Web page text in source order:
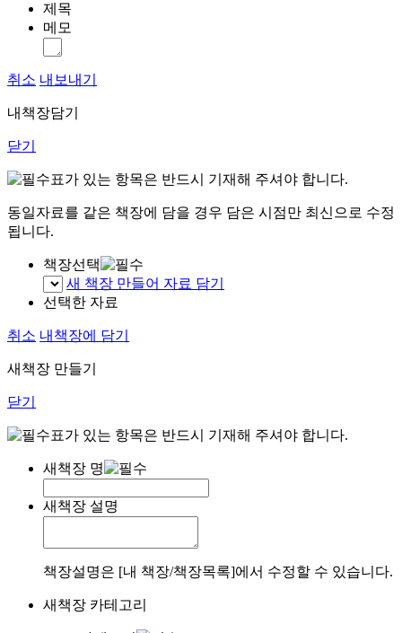
제목
메모
취소 내보내기
내책장담기
닫기
표가 있는 항목은 반드시 기재해 주셔야 합니다.
동일자료를 같은 책장에 담을 경우 담은 시점만 최신으로 수정
됩니다.
책장선택
새 책장 만들어 자료 담기
선택한 자료
취소 내책장에 담기
새책장 만들기
닫기
표가 있는 항목은 반드시 기재해 주셔야 합니다.
새책장 명
새책장 설명
책장설명은 [내 책장/책장목록]에서 수정할 수 있습니다.
새책장 카테고리